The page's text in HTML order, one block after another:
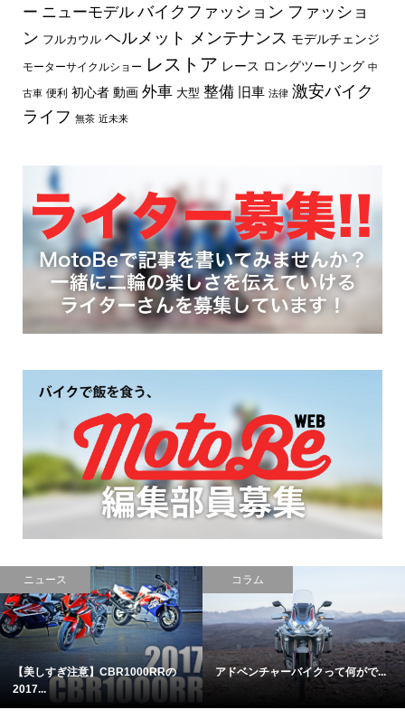
ー ニューモデル バイクファッション ファッショ
ン フルカウル ヘルメット メンテナンス モデルチェンジ
モーターサイクルショー レストア レース ロングツーリング 中
古車 便利 初心者 動画 外車 大型 整備 旧車 法律 激安バイク
ライフ 無茶 近未来
ニュース
【美しすぎ注意】CBR1000RRの
2017...
コラム
アドベンチャーバイクって何がで...